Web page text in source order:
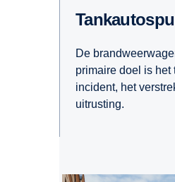
De
primaire doel is
incident, het
uitrusting.